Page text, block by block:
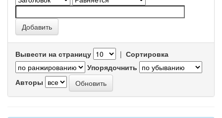
Вывести на страницу | Сортировка
Упорядочнить
Авторы